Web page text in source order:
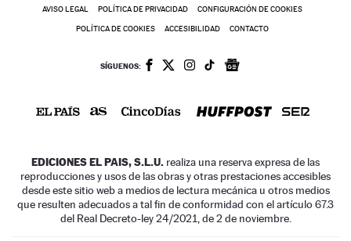
AVISO LEGAL POLÍTICA DE PRIVACIDAD CONFIGURACIÓN DE COOKIES
POLÍTICA DE COOKIES ACCESIBILIDAD CONTACTO
SÍGUENOS:
EDICIONES EL PAIS, S.L.U. realiza una reserva expresa de las
reproducciones y usos de las obras y otras prestaciones accesibles
desde este sitio web a medios de lectura mecánica u otros medios
que resulten adecuados a tal fin de conformidad con el artículo 67.3
del Real Decreto-ley 24/2021, de 2 de noviembre.